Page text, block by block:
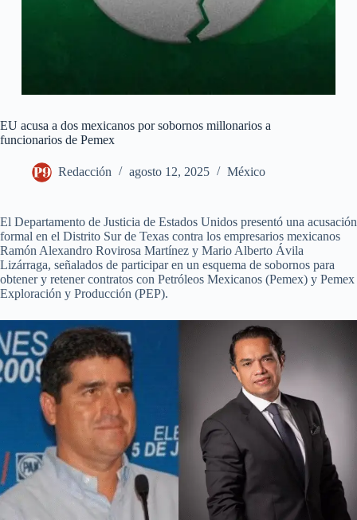
EU acusa a dos mexicanos por sobornos millonarios a
funcionarios de Pemex
Redacción agosto 12, 2025 México
El Departamento de Justicia de Estados Unidos presentó una acusación
formal en el Distrito Sur de Texas contra los empresarios mexicanos
Ramón Alexandro Rovirosa Martínez y Mario Alberto Ávila
Lizárraga, señalados de participar en un esquema de sobornos para
obtener y retener contratos con Petróleos Mexicanos (Pemex) y Pemex
Exploración y Producción (PEP).